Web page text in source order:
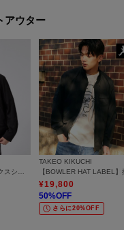
アウター
TAKEO KIKUCHI
¥19,800
50%OFF
さらに20%OFF